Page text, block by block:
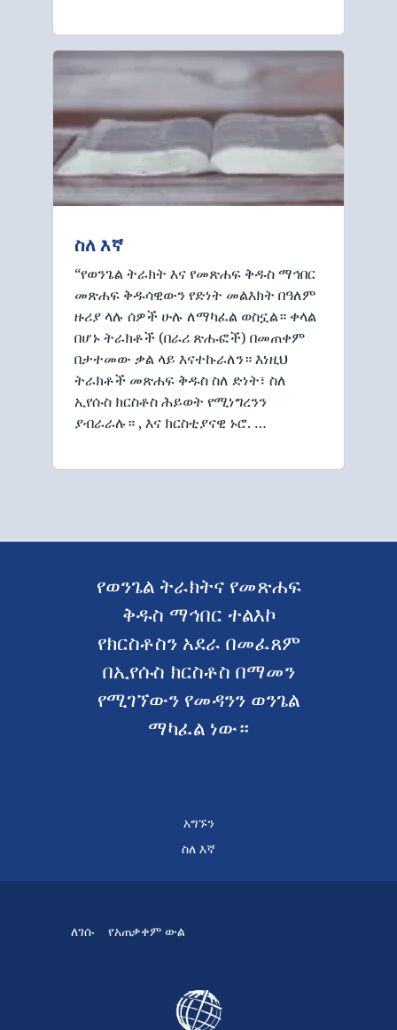
ስለ እኛ
“የወንጌል ትራክት እና የመጽሐፍ ቅዱስ ማኅበር
መጽሐፍ ቅዱሳዊውን የድነት መልእክት በዓለም
ዙሪያ ላሉ ሰዎች ሁሉ ለማካፈል ወስኗል። ቀላል
በሆኑ ትራክቶች (በራሪ ጽሑፎች) በመጠቀም
በታተመው ቃል ላይ እናተኩራለን። እነዚህ
ትራክቶች መጽሐፍ ቅዱስ ስለ ድነት፣ ስለ
ኢየሱስ ክርስቶስ ሕይወት የሚነግረንን
ያብራራሉ። , እና ክርስቲያናዊ ኑሮ. …
የወንጌል ትራክትና የመጽሐፍ
ቅዱስ ማኅበር ተልእኮ
የክርስቶስን አደራ በመፈጸም
በኢየሱስ ክርስቶስ በማመን
የሚገኘውን የመዳንን ወንጌል
ማካፈል ነው።
አግኙን
ስለ እኛ
ለገሱ የአጠቃቀም ውል